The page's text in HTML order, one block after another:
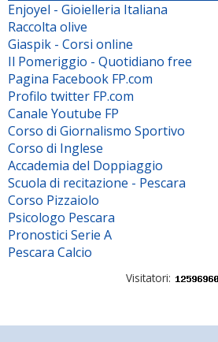
Enjoyel - Gioielleria Italiana
Raccolta olive
Giaspik - Corsi online
Il Pomeriggio - Quotidiano free
Pagina Facebook FP.com
Profilo twitter FP.com
Canale Youtube FP
Corso di Giornalismo Sportivo
Corso di Inglese
Accademia del Doppiaggio
Scuola di recitazione - Pescara
Corso Pizzaiolo
Psicologo Pescara
Pronostici Serie A
Pescara Calcio
Visitatori: